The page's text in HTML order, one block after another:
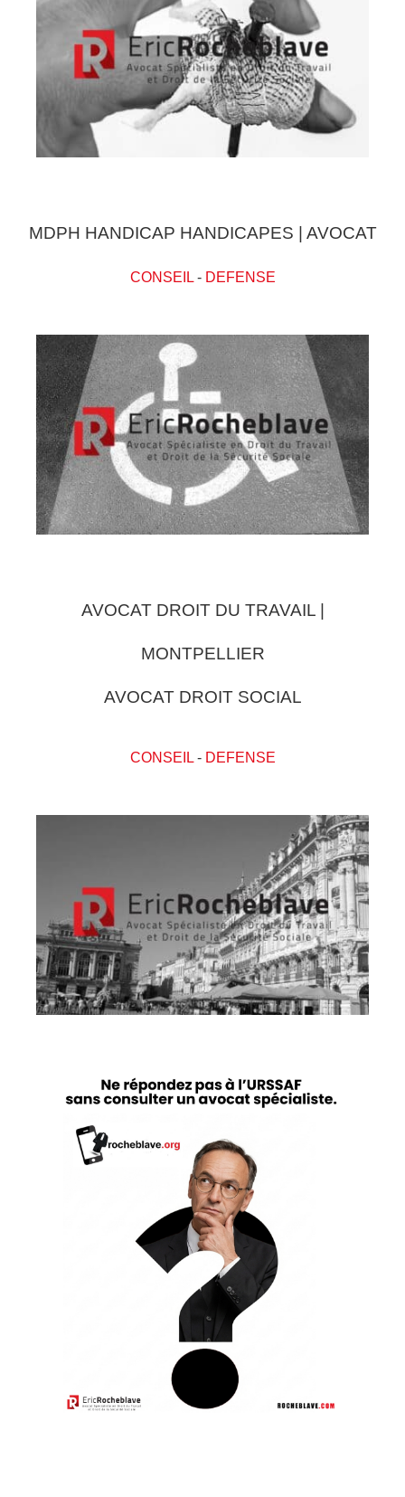
MDPH HANDICAP HANDICAPES | AVOCAT
CONSEIL- DEFENSE
AVOCAT DROIT DU TRAVAIL |
MONTPELLIER
AVOCAT DROIT SOCIAL
CONSEIL- DEFENSE